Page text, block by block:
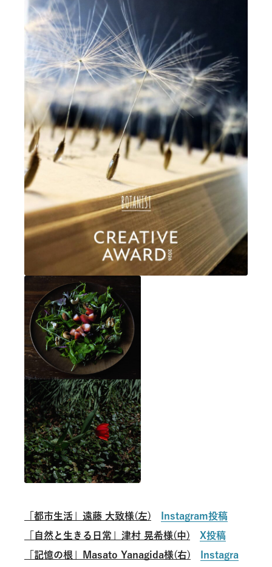
「都市生活」遠藤 大致様(左)
Instagram投稿
「自然と生きる日常」津村 晃希様(中)
X投稿
「記憶の根」Masato Yanagida様(右)
Instagra